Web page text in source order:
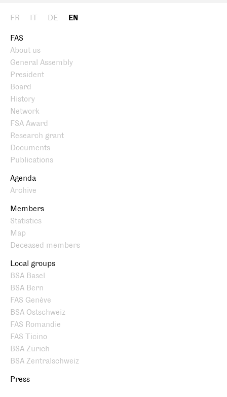
FR IT DE EN
FAS
About us
General Assembly
President
Board
History
Network
FSA Award
Research grant
Documents
Publications
Agenda
Archive
Members
Statistics
Map
Deceased members
Local groups
BSA Basel
BSA Bern
FAS Genève
BSA Ostschweiz
FAS Romandie
FAS Ticino
BSA Zürich
BSA Zentralschweiz
Press